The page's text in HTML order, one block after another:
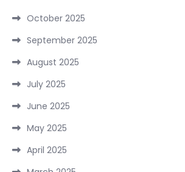
October 2025
September 2025
August 2025
July 2025
June 2025
May 2025
April 2025